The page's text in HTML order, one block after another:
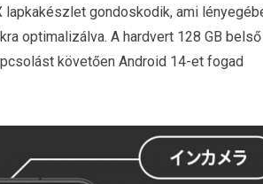
gondoskodik, ami
optimalizálva. A hardvert 128 GB
követően Android 14-et fogad